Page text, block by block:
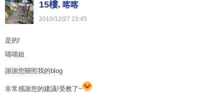
15樓. 喀喀
2010/12/27 23:45
是的!
喵喵姐
謝謝您關照我的blog
非常感謝您的建議!受教了~